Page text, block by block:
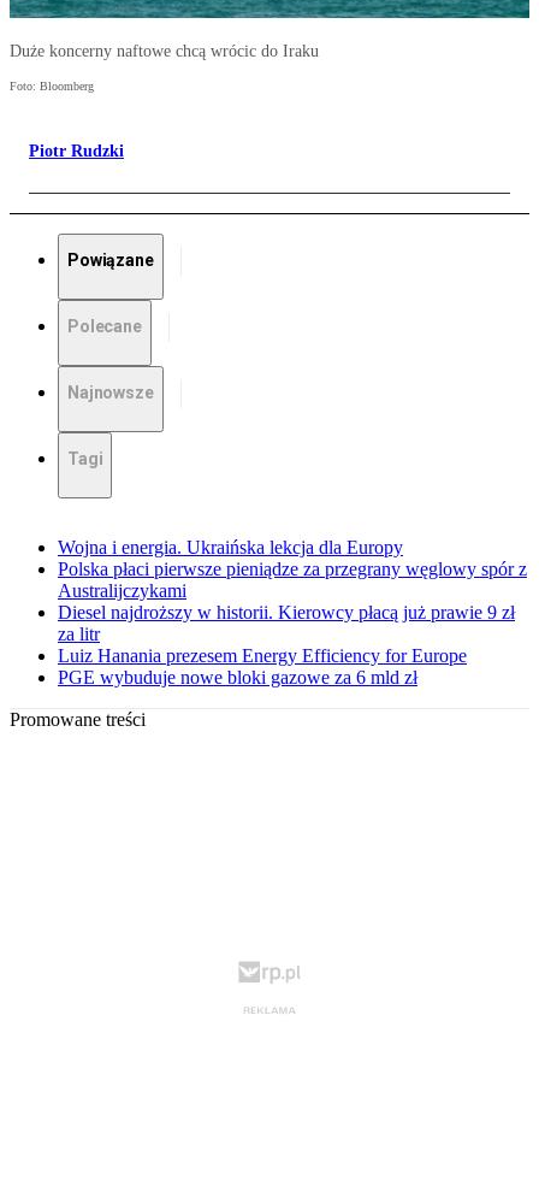
Duże koncerny naftowe chcą wrócic do Iraku
Foto: Bloomberg
Piotr Rudzki
Powiązane
Polecane
Najnowsze
Tagi
Wojna i energia. Ukraińska lekcja dla Europy
Polska płaci pierwsze pieniądze za przegrany węglowy spór z
Australijczykami
Diesel najdroższy w historii. Kierowcy płacą już prawie 9 zł
za litr
Luiz Hanania prezesem Energy Efficiency for Europe
PGE wybuduje nowe bloki gazowe za 6 mld zł
Promowane treści